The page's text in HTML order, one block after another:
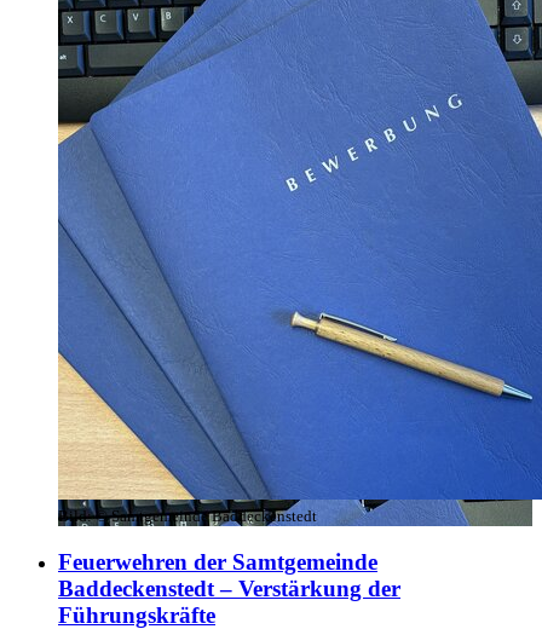
Bild:© Samtgemeinde Baddeckenstedt
Feuerwehren der Samtgemeinde
Baddeckenstedt – Verstärkung der
Führungskräfte